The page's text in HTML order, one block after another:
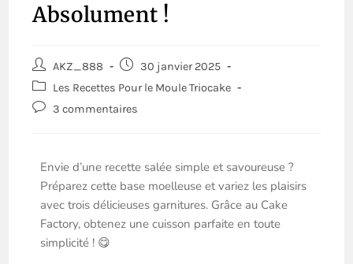
Absolument !
AKZ_888
30 janvier 2025
Les Recettes Pour le Moule Triocake
3 commentaires
Envie d’une recette salée simple et savoureuse ?
Préparez cette base moelleuse et variez les plaisirs
avec trois délicieuses garnitures. Grâce au Cake
Factory, obtenez une cuisson parfaite en toute
simplicité ! 😋